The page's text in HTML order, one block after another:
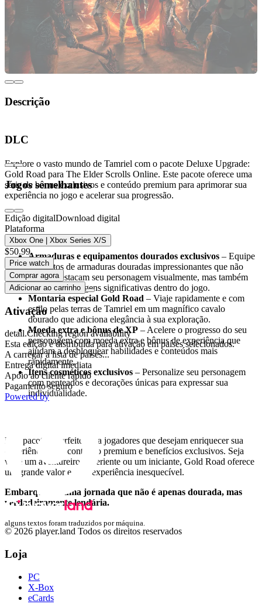
Descrição
Online Deluxe Upgrade: Gold Road
Explore o vasto mundo de Tamriel com o pacote Deluxe Upgrade:
Gold Road para The Elder Scrolls Online. Este pacote oferece uma
série de bônus exclusivos e conteúdo premium para aprimorar sua
experiência no jogo e acelerar sua progressão.
Principais características do Gold Road Deluxe
Upgrade
Armaduras e equipamentos dourados exclusivos – Equipe
conjuntos de armaduras douradas impressionantes que não
apenas destacam seu personagem visualmente, mas também
oferecem vantagens significativas dentro do jogo.
Montaria especial Gold Road – Viaje rapidamente e com
estilo pelas terras de Tamriel em um magnífico cavalo
dourado que adiciona elegância à sua exploração.
Moeda extra e bônus de XP – Acelere o progresso do seu
personagem com moeda extra e bônus de experiência que
ajudam a desbloquear habilidades e conteúdos mais
rapidamente.
Itens cosméticos exclusivos – Personalize seu personagem
com penteados e decorações únicas para expressar sua
individualidade.
Este pacote é perfeito para jogadores que desejam enriquecer sua
experiência com conteúdo premium e benefícios exclusivos. Seja
você um aventureiro experiente ou um iniciante, Gold Road oferece
um grande valor e uma experiência inesquecível.
Embarque em uma jornada que não é apenas dourada, mas
verdadeiramente lendária.
alguns textos foram traduzidos por máquina.
DLC
Jogos semelhantes
Edição digitalDownload digital
Plataforma
Xbox One | Xbox Series X/S
$50.99
Price watch
Comprar agora
Adicionar ao carrinho
Ativação
detail.Checking region availability
Esta edição é distribuída para ativação em países selecionados.
A carregar a lista de países...
Entrega digital imediata
Apoio ao cliente rápido
Pagamento seguro
Powered by
© 2026 player.land Todos os direitos reservados
Loja
PC
X-Box
eCards